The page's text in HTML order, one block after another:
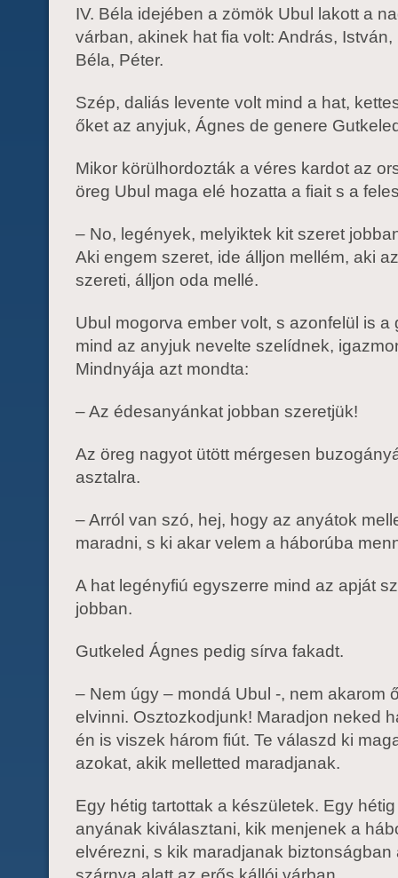
IV. Béla idejében a zömök Ubul lakott a
várban, akinek hat fia volt: András, István,
Béla, Péter.
Szép, daliás levente volt mind a hat,
őket az anyjuk, Ágnes de genere
Mikor körülhordozták a véres kardot az
öreg Ubul maga elé hozatta a fiait s a
– No, legények, melyiktek kit szeret
Aki engem szeret, ide álljon mellém, aki
szereti, álljon oda mellé.
Ubul mogorva ember volt, s azonfelül is a
mind az anyjuk nevelte szelídnek,
Mindnyája azt mondta:
– Az édesanyánkat jobban szeretjük!
Az öreg nagyot ütött mérgesen
asztalra.
– Arról van szó, hej, hogy az anyátok
maradni, s ki akar velem a háborúba
A hat legényfiú egyszerre mind az apját
jobban.
Gutkeled Ágnes pedig sírva fakadt.
– Nem úgy – mondá Ubul -, nem akarom
elvinni. Osztozkodjunk! Maradjon neked
én is viszek három fiút. Te válaszd ki
azokat, akik melletted maradjanak.
Egy hétig tartottak a készületek. Egy
anyának kiválasztani, kik menjenek a
elvérezni, s kik maradjanak biztonságban